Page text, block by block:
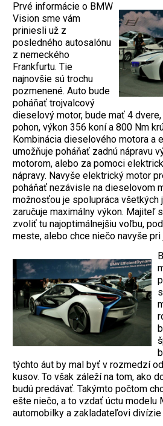
Prvé informácie o BMW
Vision sme vám
priniesli už z
posledného autosalónu
z nemeckého
Frankfurtu. Tie
najnovšie sú trochu
pozmenené. Auto bude
poháňať trojvalcový
dieselový motor, bude mať 4
pohon, výkon 356 koní a 800 Nm
Kombinácia dieselového motora a
umožňuje poháňať zadnú nápravu
motorom, alebo za pomoci
nápravy. Navyše elektrický motor
poháňať nezávisle na dieselovom
možnosťou je spolupráca všetkých
zaručuje maximálny výkon. Majiteľ
zvoliť tu najoptimálnejšiu voľbu,
meste, alebo chce niečo navyše
týchto áut by mal byť v rozmedzí
kusov. To však záleží na tom, ako
budú predávať. Takýmto počtom
ešte niečo, a to vzdať úctu modelu
automobilky a zakladateľovi divízie